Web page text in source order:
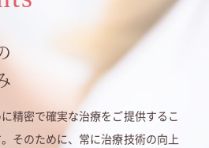
精密で確実な治療をご提供するこ
そのために、常に治療技術の向上